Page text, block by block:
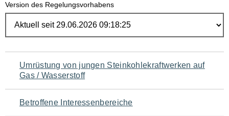
Version des Regelungsvorhabens
Navigation
für
den
Umrüstung von jungen Steinkohlekraftwerken auf
Gas / Wasserstoff
Betroffene Interessenbereiche